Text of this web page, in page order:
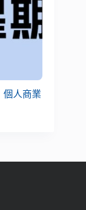
個人商業